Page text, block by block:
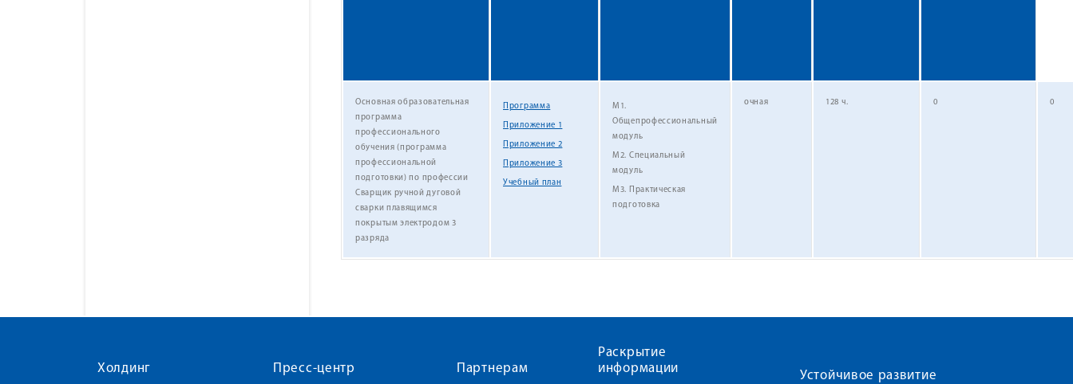
Основная образовательная
программа
профессионального
обучения(программа
профессиональной
подготовки)по профессии
Сварщик ручной дуговой
сварки плавящимся
покрытым электродом 3
разряда
Программа
Приложение 1
Приложение 2
Приложение 3
Учебный план
М1.
Общепрофессиональный
модуль
М2. Специальный
модуль
М3. Практическая
подготовка
очная 128 ч. 0 0
Холдинг Пресс-центр Партнерам
Раскрытие
информации
Устойчивое развитие